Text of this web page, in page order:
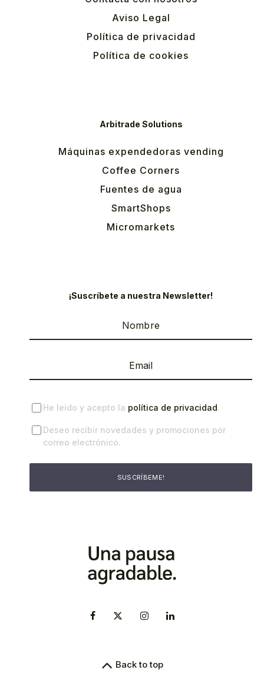
Aviso Legal
Política de privacidad
Política de cookies
Arbitrade Solutions
Máquinas expendedoras vending
Coffee Corners
Fuentes de agua
SmartShops
Micromarkets
¡Suscríbete a nuestra Newsletter!
He leído y acepto la política de privacidad.
Deseo recibir novedades y promociones por
correo electrónico.
Back to top